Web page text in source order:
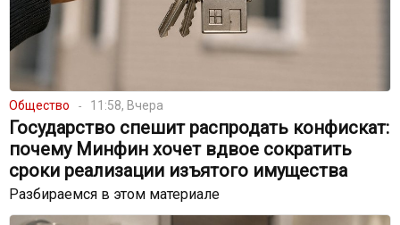
Общество 11:58, Вчера
Государство спешит распродать конфискат:
почему Минфин хочет вдвое сократить
сроки реализации изъятого имущества
Разбираемся в этом материале